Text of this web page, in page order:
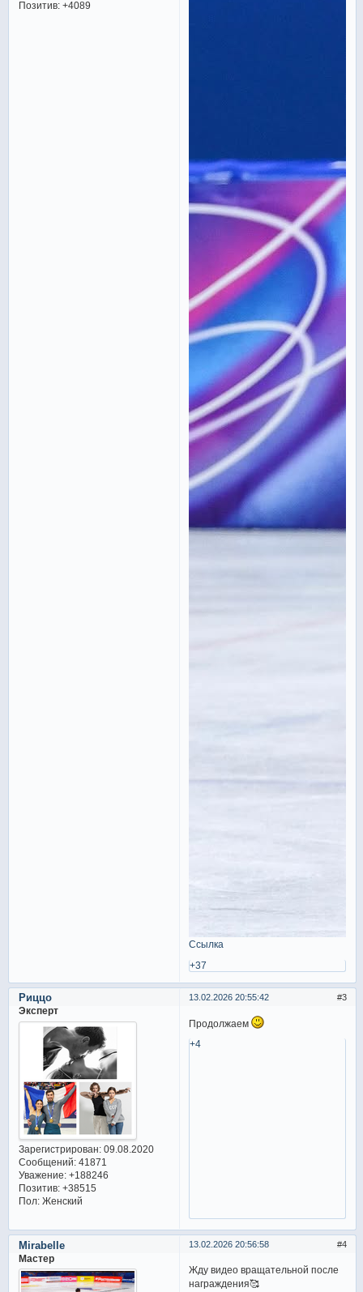
Позитив: +4089
Ссылка
+37
3
13.02.2026 20:55:42
Риццо
Эксперт
Зарегистрирован: 09.08.2020
Сообщений:41871
Уважение: +188246
Позитив: +38515
Пол:Женский
Продолжаем
+4
4
13.02.2026 20:56:58
Mirabelle
Мастер
Жду видео вращательной после
награждения🥰